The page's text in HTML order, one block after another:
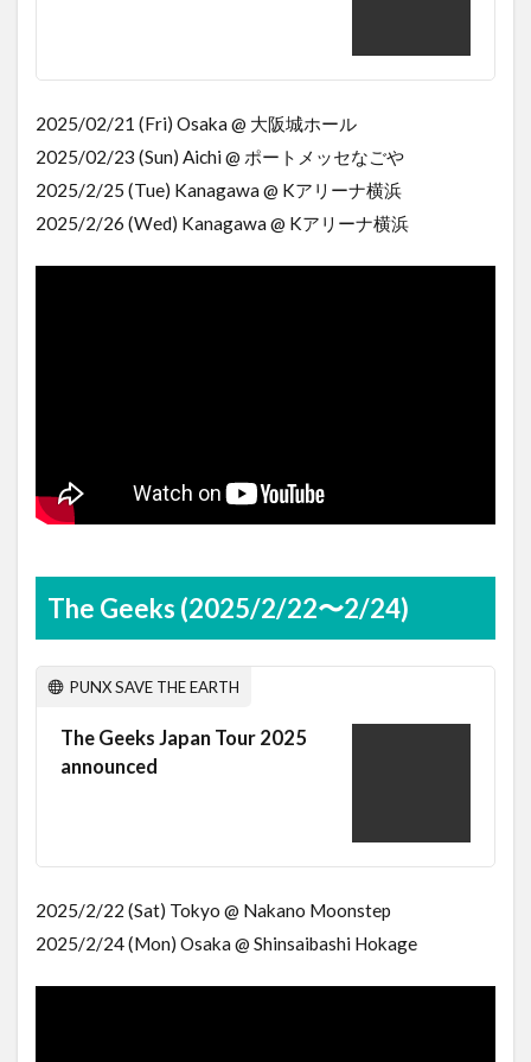
2025/02/21 (Fri) Osaka @ 大阪城ホール
2025/02/23 (Sun) Aichi @ ポートメッセなごや
2025/2/25 (Tue) Kanagawa @ Kアリーナ横浜
2025/2/26 (Wed) Kanagawa @ Kアリーナ横浜
The Geeks (2025/2/22〜2/24)
PUNX SAVE THE EARTH
The Geeks Japan Tour 2025
announced
2025/2/22 (Sat) Tokyo @ Nakano Moonstep
2025/2/24 (Mon) Osaka @ Shinsaibashi Hokage